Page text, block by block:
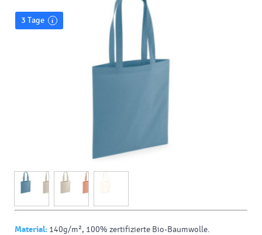
3 Tage
Material: 140g/m², 100% zertifizierte Bio-Baumwolle.